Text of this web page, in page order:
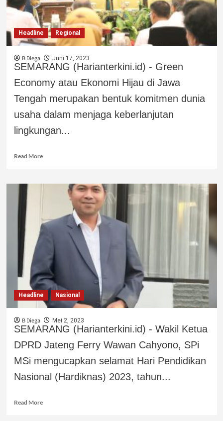
Headline Regional
B Diega Juni 17, 2023
SEMARANG (Harianterkini.id) - Green
Economy atau Ekonomi Hijau di Jawa
Tengah merupakan bentuk komitmen dunia
usaha dalam menjaga keberlanjutan
lingkungan...
Read More
Headline Nasional
B Diega Mei 2, 2023
SEMARANG (Harianterkini.id) - Wakil Ketua
DPRD Jateng Ferry Wawan Cahyono, SPi
MSi mengucapkan selamat Hari Pendidikan
Nasional (Hardiknas) 2023, tahun...
Read More